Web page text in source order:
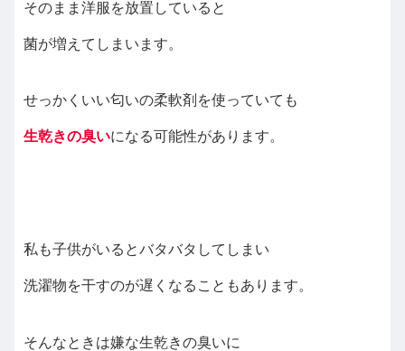
そのまま洋服を放置していると
菌が増えてしまいます。
せっかくいい匂いの柔軟剤を使っていても
生乾きの臭いになる可能性があります。
私も子供がいるとバタバタしてしまい
洗濯物を干すのが遅くなることもあります。
そんなときは嫌な生乾きの臭いに